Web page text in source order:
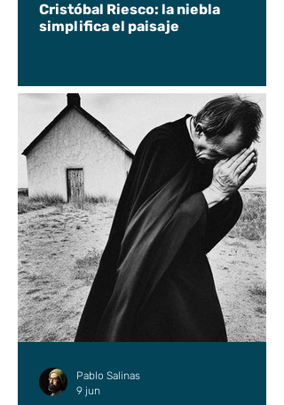
Cristóbal Riesco: la niebla
simplifica el paisaje
Pablo Salinas
9 jun